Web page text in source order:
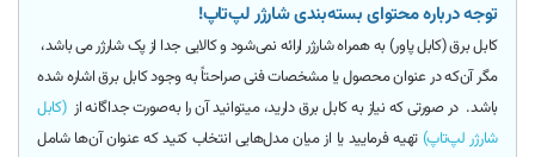
توجه درباره محتوای بسته‌بندی شارژر لپ‌تاپ!
کابل برق (کابل پاور)به همراه شارژر ارائه نمی‌شود و کالایی جدا از پک شارژر می باشد،
مگر آن‌کهدر عنوان محصول یا مشخصات فنی صراحتاً به وجود کابل برق اشاره شده
باشد. در صورتی که نیاز به کابل برق دارید، میتوانید آن را به‌صورت جداگانه از (کابل
شارژر لپ‌تاپ) تهیه فرمایید یا از میان مدل‌هایی انتخاب کنید که عنوان آن‌ها شامل